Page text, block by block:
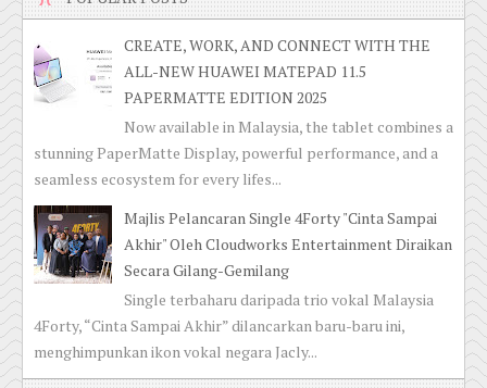
CREATE, WORK, AND CONNECT WITH THE
ALL-NEW HUAWEI MATEPAD 11.5
PAPERMATTE EDITION 2025
Now available in Malaysia, the tablet combines a
stunning PaperMatte Display, powerful performance, and a
seamless ecosystem for every lifes...
Majlis Pelancaran Single 4Forty "Cinta Sampai
Akhir" Oleh Cloudworks Entertainment Diraikan
Secara Gilang-Gemilang
Single terbaharu daripada trio vokal Malaysia
4Forty, “Cinta Sampai Akhir” dilancarkan baru-baru ini,
menghimpunkan ikon vokal negara Jacly...